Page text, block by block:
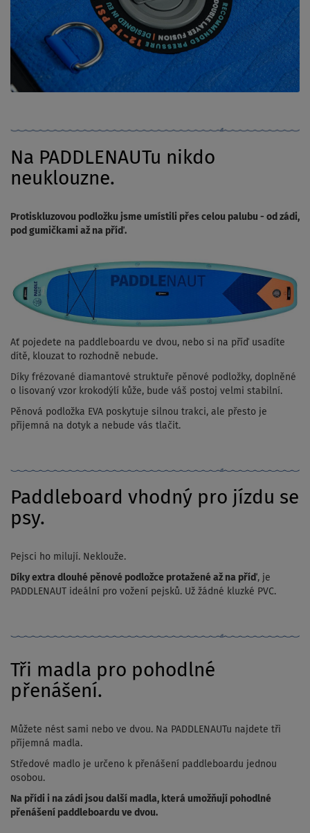
Na PADDLENAUTu nikdo
neuklouzne.
Protiskluzovou podložku jsme umístili přes celou palubu - od zádi,
pod gumičkami až na příď.
Ať pojedete na paddleboardu ve dvou, nebo si na příď usadíte
dítě, klouzat to rozhodně nebude.
Díky frézované diamantové struktuře pěnové podložky, doplněné
o lisovaný vzor krokodýlí kůže, bude váš postoj velmi stabilní.
Pěnová podložka EVA poskytuje silnou trakci, ale přesto je
příjemná na dotyk a nebude vás tlačit.
Paddleboard vhodný pro jízdu se
psy.
Pejsci ho milují. Neklouže.
Díky extra dlouhé pěnové podložce protažené až na příď, je
PADDLENAUT ideální pro vožení pejsků. Už žádné kluzké PVC.
Tři madla pro pohodlné
přenášení.
Můžete nést sami nebo ve dvou. Na PADDLENAUTu najdete tři
příjemná madla.
Středové madlo je určeno k přenášení paddleboardu jednou
osobou.
Na přídi i na zádi jsou další madla, která umožňují pohodlné
přenášení paddleboardu ve dvou.